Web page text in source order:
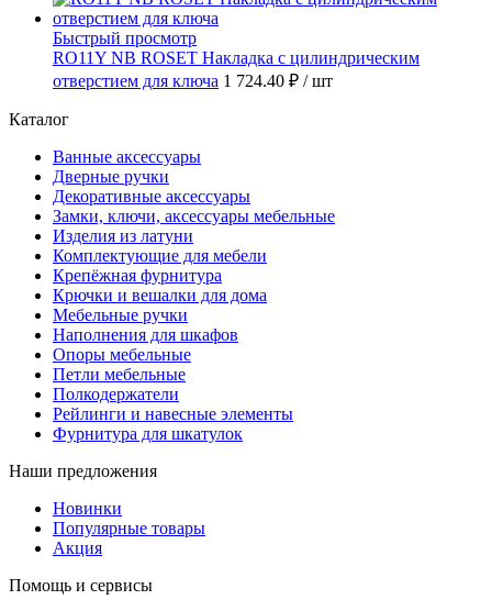
Быстрый просмотр
RO11Y NB ROSET Накладка с цилиндрическим
отверстием для ключа 1 724.40 ₽ / шт
Каталог
Ванные аксессуары
Дверные ручки
Декоративные аксессуары
Замки, ключи, аксессуары мебельные
Изделия из латуни
Комплектующие для мебели
Крепёжная фурнитура
Крючки и вешалки для дома
Мебельные ручки
Наполнения для шкафов
Опоры мебельные
Петли мебельные
Полкодержатели
Рейлинги и навесные элементы
Фурнитура для шкатулок
Наши предложения
Новинки
Популярные товары
Акция
Помощь и сервисы